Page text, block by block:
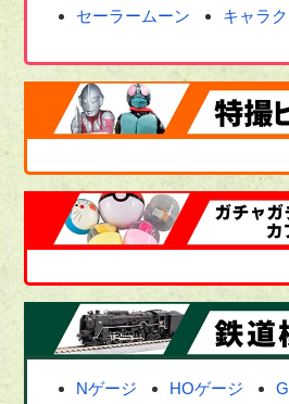
セーラームーン
キャラ
Nゲージ HOゲージ